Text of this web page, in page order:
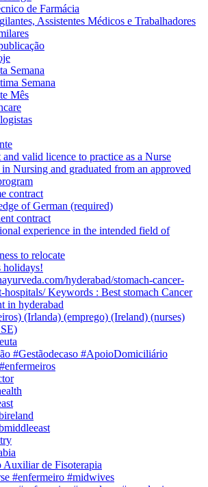
de Farmácia
Assistentes Médicos e Trabalhadores
Semana
Semana
Mês
valid licence to practice as a Nurse
Nursing and graduated from an approved
contract
of German (required)
contract
experience in the intended field of
to relocate
holidays!
hyderabad/stomach-cancer-
hospitals/ Keywords : Best stomach Cancer
in hyderabad
(Irlanda) (emprego) (Ireland) (nurses)
#Gestãodecaso #ApoioDomiciliário
Auxiliar de Fisoterapia
#enfermeiro #midwives